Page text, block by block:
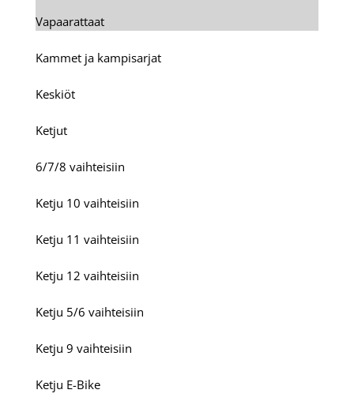
Vapaarattaat
Kammet ja kampisarjat
Keskiöt
Ketjut
6/7/8 vaihteisiin
Ketju 10 vaihteisiin
Ketju 11 vaihteisiin
Ketju 12 vaihteisiin
Ketju 5/6 vaihteisiin
Ketju 9 vaihteisiin
Ketju E-Bike